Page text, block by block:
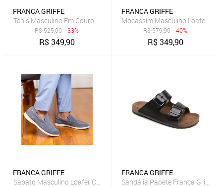
FRANCA GRIFFE
Tênis Masculino Em Couro Legítimo Alto Padrão Luxo
R$525,00 - 33%
R$349,90
FRANCA GRIFFE
Mocassim Masculino Loafer Alt
R$579,90 - 40%
R$349,90
FRANCA GRIFFE
Sapato Masculino Loafer Couro Legítimo Zurich Sola Costurada
FRANCA GRIFFE
Sandália Papete Franca Griffe